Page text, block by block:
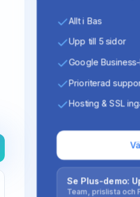
Allt i Bas
Upp till 5 sidor
Google
Prioriterad
Hosting & SSL
Se Plus-demo:
Team, prislista och